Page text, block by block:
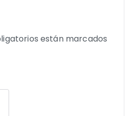
están marcados